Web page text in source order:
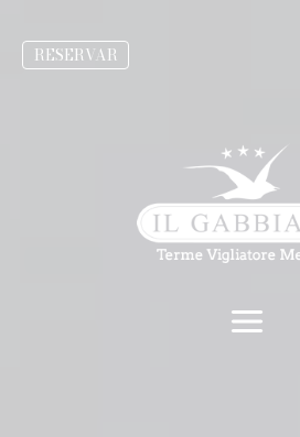
RESERVAR